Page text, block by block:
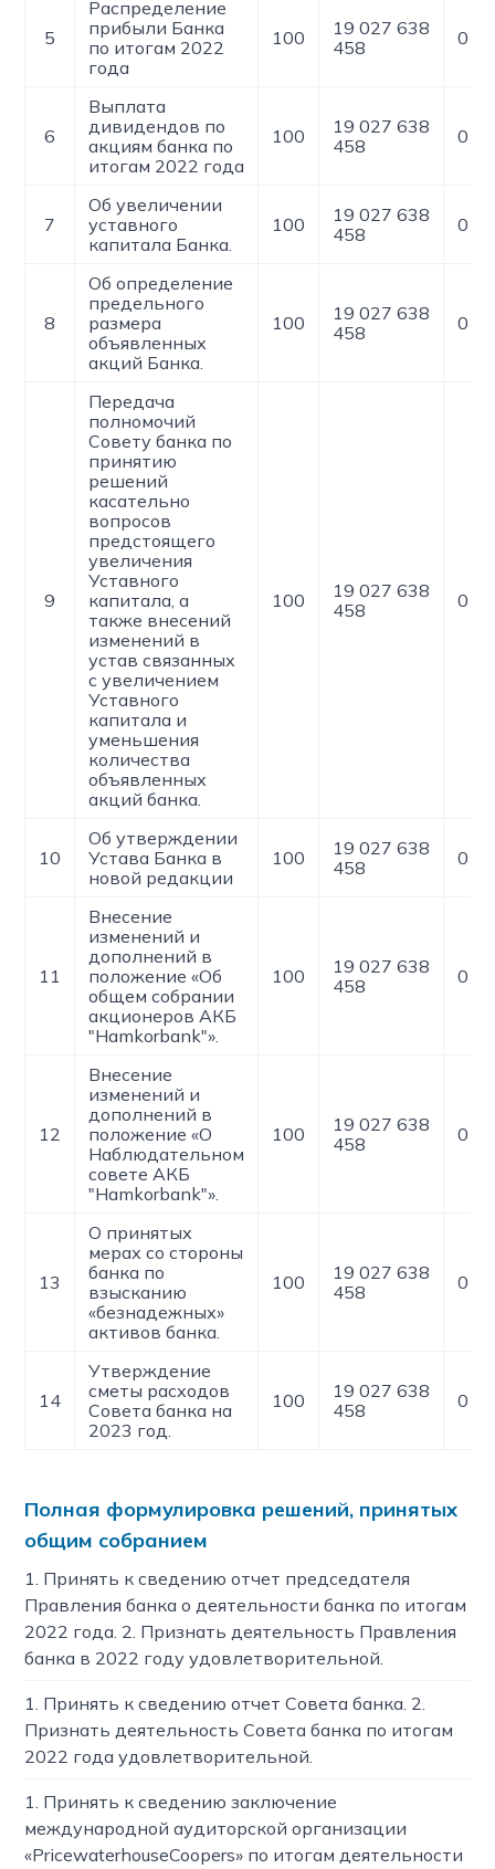
5
Распределение
прибыли Банка
по итогам 2022
года
100
19 027 638
458
0
6
Выплата
дивидендов по
акциям банка по
итогам 2022 года
100
19 027 638
458
0
7
Об увеличении
уставного
капитала Банка.
100
19 027 638
458
0
8
Об определение
предельного
размера
объявленных
акций Банка.
100
19 027 638
458
0
9
Передача
полномочий
Совету банка по
принятию
решений
касательно
вопросов
предстоящего
увеличения
Уставного
капитала, а
также внесений
изменений в
устав связанных
с увеличением
Уставного
капитала и
уменьшения
количества
объявленных
акций банка.
100
19 027 638
458
0
10
Об утверждении
Устава Банка в
новой редакции
100
19 027 638
458
0
11
Внесение
изменений и
дополнений в
положение «Об
общем собрании
акционеров АКБ
"Hamkorbank"».
100
19 027 638
458
0
12
Внесение
изменений и
дополнений в
положение «О
Наблюдательном
совете АКБ
"Hamkorbank"».
100
19 027 638
458
0
13
О принятых
мерах со стороны
банка по
взысканию
«безнадежных»
активов банка.
100
19 027 638
458
0
14
Утверждение
сметы расходов
Совета банка на
2023 год.
100
19 027 638
458
0
Полная формулировка решений, принятых
общим собранием
1. Принять к сведению отчет председателя
Правления банка о деятельности банка по итогам
2022 года. 2. Признать деятельность Правления
банка в 2022 году удовлетворительной.
1. Принять к сведению отчет Совета банка. 2.
Признать деятельность Совета банка по итогам
2022 года удовлетворительной.
1. Принять к сведению заключение
международной аудиторской организации
«PricewaterhouseCoopers» по итогам деятельности